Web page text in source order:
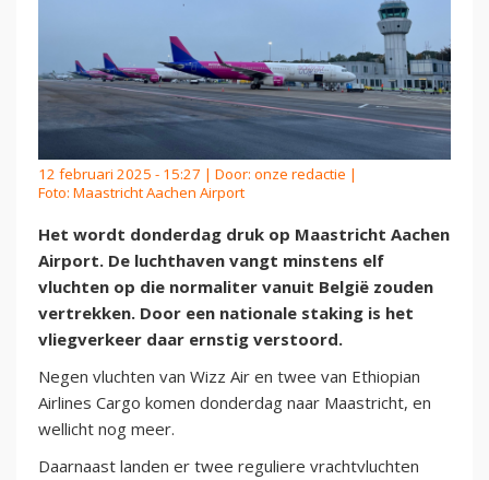
12 februari 2025 - 15:27 | Door: onze redactie |
Foto: Maastricht Aachen Airport
Het wordt donderdag druk op Maastricht Aachen
Airport. De luchthaven vangt minstens elf
vluchten op die normaliter vanuit België zouden
vertrekken. Door een nationale staking is het
vliegverkeer daar ernstig verstoord.
Negen vluchten van Wizz Air en twee van Ethiopian
Airlines Cargo komen donderdag naar Maastricht, en
wellicht nog meer.
Daarnaast landen er twee reguliere vrachtvluchten